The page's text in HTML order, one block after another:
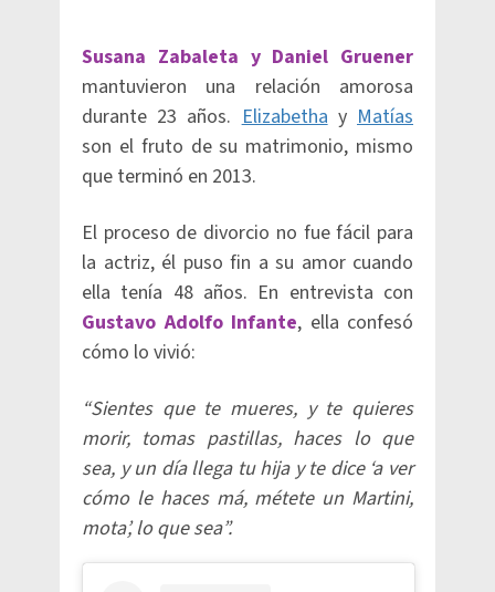
Susana Zabaleta y Daniel Gruener
mantuvieron una relación amorosa
durante 23 años.ElizabethayMatías
son el fruto de su matrimonio, mismo
que terminó en 2013.
El proceso de divorcio no fue fácil para
la actriz, él puso fin a su amor cuando
ella tenía 48 años. En entrevista con
Gustavo Adolfo Infante, ella confesó
cómo lo vivió:
“Sientes que te mueres, y te quieres
morir, tomas pastillas, haces lo que
sea, y un día llega tu hija y te dice ‘a ver
cómo le haces má, métete un Martini,
mota’, lo que sea”.